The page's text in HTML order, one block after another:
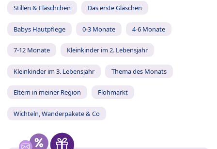
Stillen & Fläschchen Das erste Gläschen
Babys Hautpflege 0-3 Monate 4-6 Monate
7-12 Monate Kleinkinder im 2. Lebensjahr
Kleinkinder im 3. Lebensjahr Thema des Monats
Eltern in meiner Region Flohmarkt
Wichteln, Wanderpakete & Co